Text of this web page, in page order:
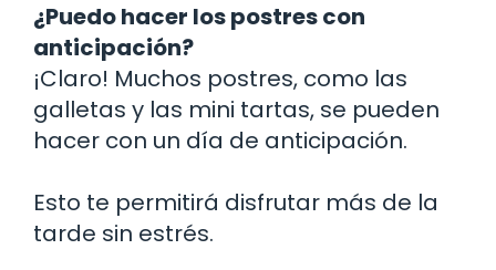
¿Puedo hacer los postres con
anticipación?
¡Claro! Muchos postres, como las
galletas y las mini tartas, se pueden
hacer con un día de anticipación.
Esto te permitirá disfrutar más de la
tarde sin estrés.